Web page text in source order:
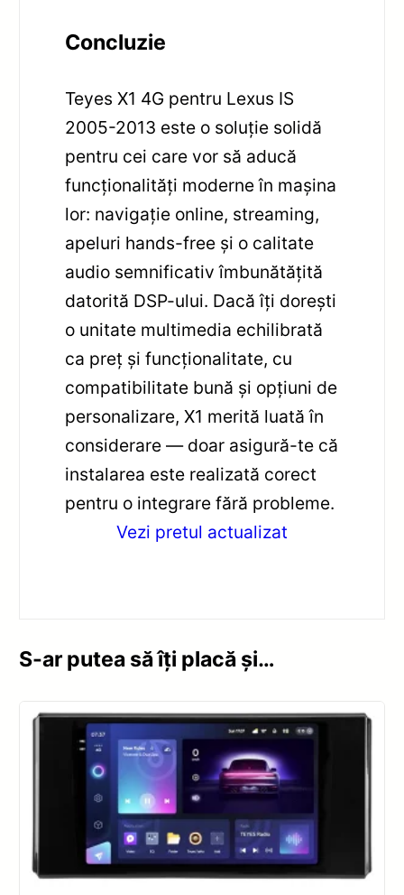
Concluzie
Teyes X1 4G pentru Lexus IS
2005-2013 este o soluție solidă
pentru cei care vor să aducă
funcționalități moderne în mașina
lor: navigație online, streaming,
apeluri hands-free și o calitate
audio semnificativ îmbunătățită
datorită DSP-ului. Dacă îți dorești
o unitate multimedia echilibrată
ca preț și funcționalitate, cu
compatibilitate bună și opțiuni de
personalizare, X1 merită luată în
considerare — doar asigură-te că
instalarea este realizată corect
pentru o integrare fără probleme.
Vezi pretul actualizat
S-ar putea să îți placă și…